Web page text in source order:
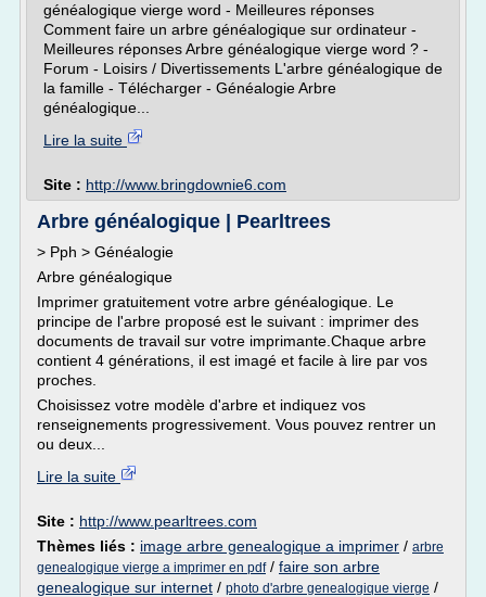
généalogique vierge word - Meilleures réponses
Comment faire un arbre généalogique sur ordinateur -
Meilleures réponses Arbre généalogique vierge word ? -
Forum - Loisirs / Divertissements L'arbre généalogique de
la famille - Télécharger - Généalogie Arbre
généalogique...
Lire la suite
Site : http://www.bringdownie6.com
Arbre généalogique | Pearltrees
> Pph > Généalogie
Arbre généalogique
Imprimer gratuitement votre arbre généalogique. Le
principe de l'arbre proposé est le suivant : imprimer des
documents de travail sur votre imprimante.Chaque arbre
contient 4 générations, il est imagé et facile à lire par vos
proches.
Choisissez votre modèle d'arbre et indiquez vos
renseignements progressivement. Vous pouvez rentrer un
ou deux...
Lire la suite
Site : http://www.pearltrees.com
Thèmes liés : image arbre genealogique a imprimer / arbre
genealogique vierge a imprimer en pdf/ faire son arbre
genealogique sur internet / photo d'arbre genealogique vierge /